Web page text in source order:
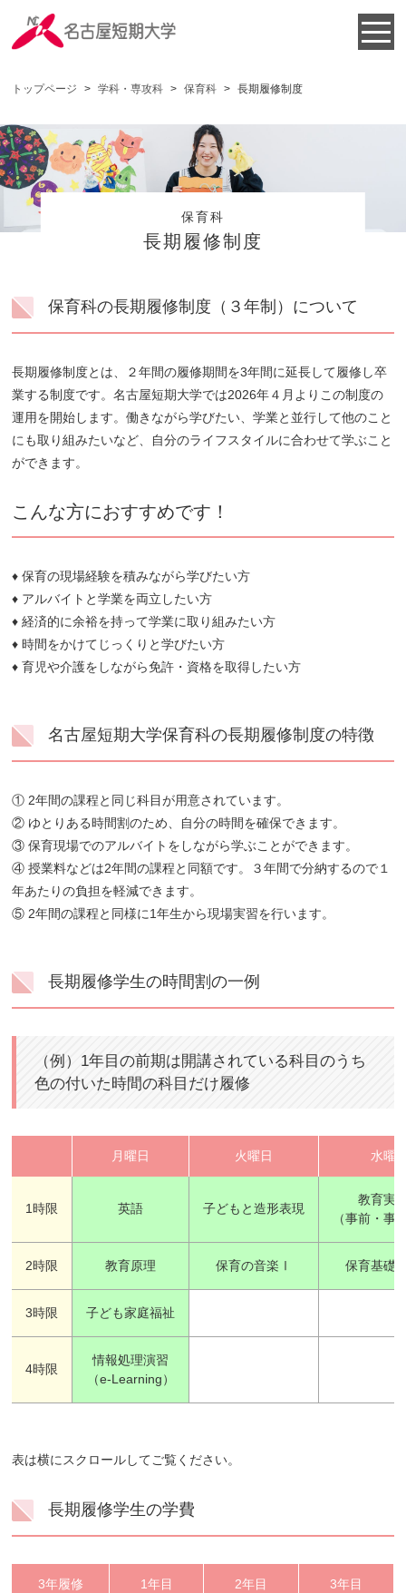
トップページ > 学科・専攻科 > 保育科 > 長期履修制度
保育科
長期履修制度
保育科の長期履修制度（３年制）について
長期履修制度とは、２年間の履修期間を3年間に延長して履修し卒
業する制度です。名古屋短期大学では2026年４月よりこの制度の
運用を開始します。働きながら学びたい、学業と並行して他のこと
にも取り組みたいなど、自分のライフスタイルに合わせて学ぶこと
ができます。
こんな方におすすめです！
♦ 保育の現場経験を積みながら学びたい方
♦ アルバイトと学業を両立したい方
♦ 経済的に余裕を持って学業に取り組みたい方
♦ 時間をかけてじっくりと学びたい方
♦ 育児や介護をしながら免許・資格を取得したい方
名古屋短期大学保育科の長期履修制度の特徴
① 2年間の課程と同じ科目が用意されています。
② ゆとりある時間割のため、自分の時間を確保できます。
③ 保育現場でのアルバイトをしながら学ぶことができます。
④ 授業料などは2年間の課程と同額です。３年間で分納するので１
年あたりの負担を軽減できます。
⑤ 2年間の課程と同様に1年生から現場実習を行います。
長期履修学生の時間割の一例
（例）1年目の前期は開講されている科目のうち
色の付いた時間の科目だけ履修
月曜日 火曜日 水曜
1時限 英語 子どもと造形表現
教育実
（事前・事
2時限 教育原理 保育の音楽Ⅰ 保育基礎
3時限 子ども家庭福祉
4時限
情報処理演習
（e-Learning）
表は横にスクロールしてご覧ください。
長期履修学生の学費
3年履修 1年目 2年目 3年目